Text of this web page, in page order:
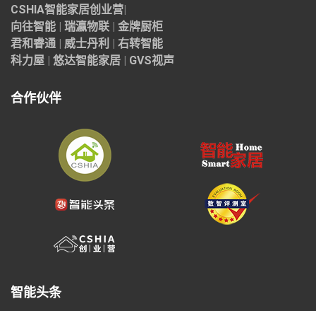
CSHIA智能家居创业营
向往智能
瑞瀛物联
金牌厨柜
君和睿通
威士丹利
右转智能
科力屋
悠达智能家居 GVS视声
合作伙伴
智能头条